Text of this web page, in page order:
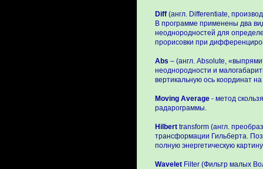
Diff(англ. Differentiate,
В программе применены два
неоднородностей для
прорисовки при
Abs – (англ. Absolute,
неоднородности и
вертикальную ось координат
Moving Average- метод
радарограммы.
Hilberttransform (англ.
трансформации Гильберта.
полную энергетическую
WaveletFilter (Фильтр малых